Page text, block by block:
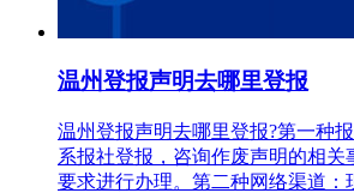
温州登报声明去哪里登报
温州登报声明去哪里登报?第一种
系报社登报，咨询作废声明的相关
要求进行办理。第二种网络渠道：